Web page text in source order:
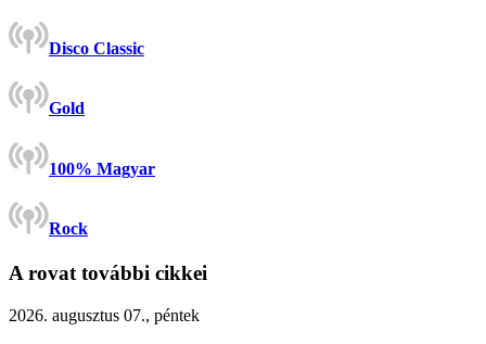
Disco Classic
Gold
100% Magyar
Rock
A rovat további cikkei
2026. augusztus 07., péntek